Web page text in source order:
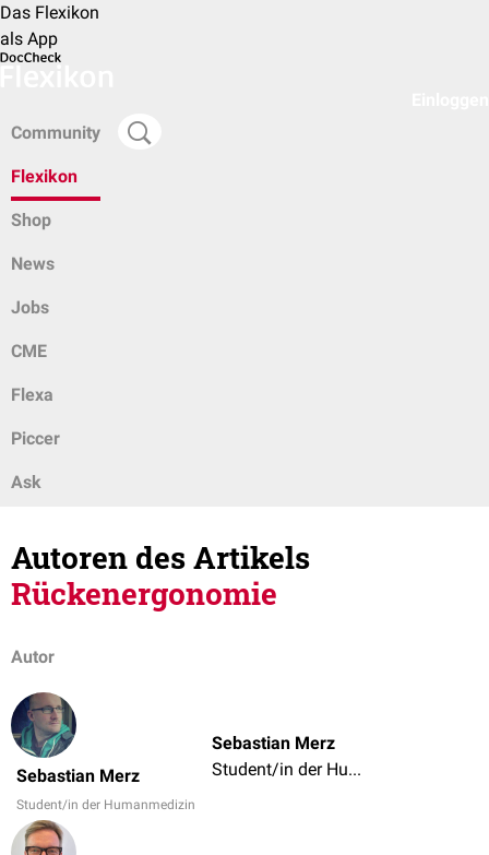
Das Flexikon
als App
Community
Flexikon
Shop
News
Jobs
CME
Flexa
Piccer
Ask
Autoren des Artikels
Rückenergonomie
Autor
Sebastian Merz
Student/in der Humanmedizin
Sebastian Merz
Student/in der Humanmedizin